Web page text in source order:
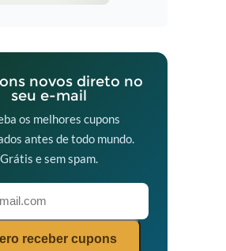
novos direto no
seu e-mail
os melhores cupons
antes de todo mundo.
Grátis e sem spam.
receber cupons